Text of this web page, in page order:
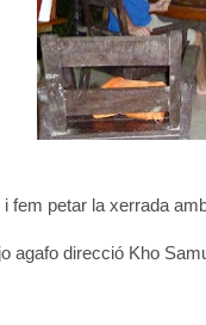
fem petar la xerrada
agafo direcció Kho